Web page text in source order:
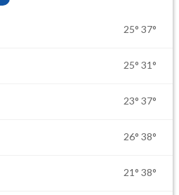
25° 37°
25° 31°
23° 37°
26° 38°
21° 38°